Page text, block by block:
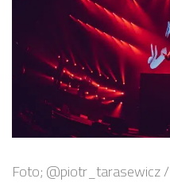
Foto; @piotr_tarasewicz